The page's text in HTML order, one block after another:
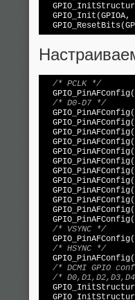
GPIO_Init(GPIOA,
/* PCLK */
/* D0-D7 */
/* VSYNC */
/* HSYNC */
/* DCMI GPIO
/*